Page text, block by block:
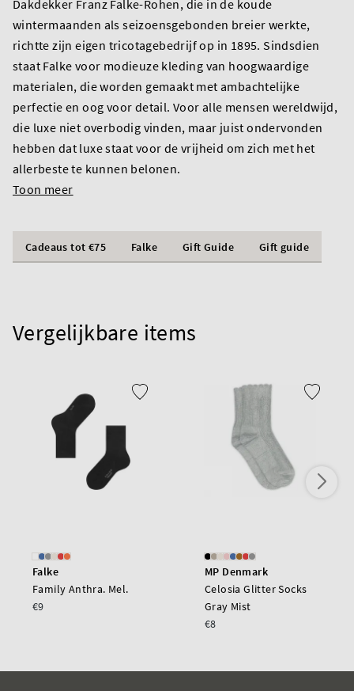
Dakdekker Franz Falke-Rohen, die in de koude
wintermaanden als seizoensgebonden breier werkte,
richtte zijn eigen tricotagebedrijf op in 1895. Sindsdien
staat Falke voor modieuze kleding van hoogwaardige
materialen, die worden gemaakt met ambachtelijke
perfectie en oog voor detail. Voor alle mensen wereldwijd,
die luxe niet overbodig vinden, maar juist ondervonden
hebben dat luxe staat voor de vrijheid om zich met het
allerbeste te kunnen belonen.
Toon meer
Cadeaus tot €75 Falke Gift Guide Gift guide
Vergelijkbare items
Falke
Family Anthra. Mel.
€9
MP Denmark
Celosia Glitter Socks
Gray Mist
€8